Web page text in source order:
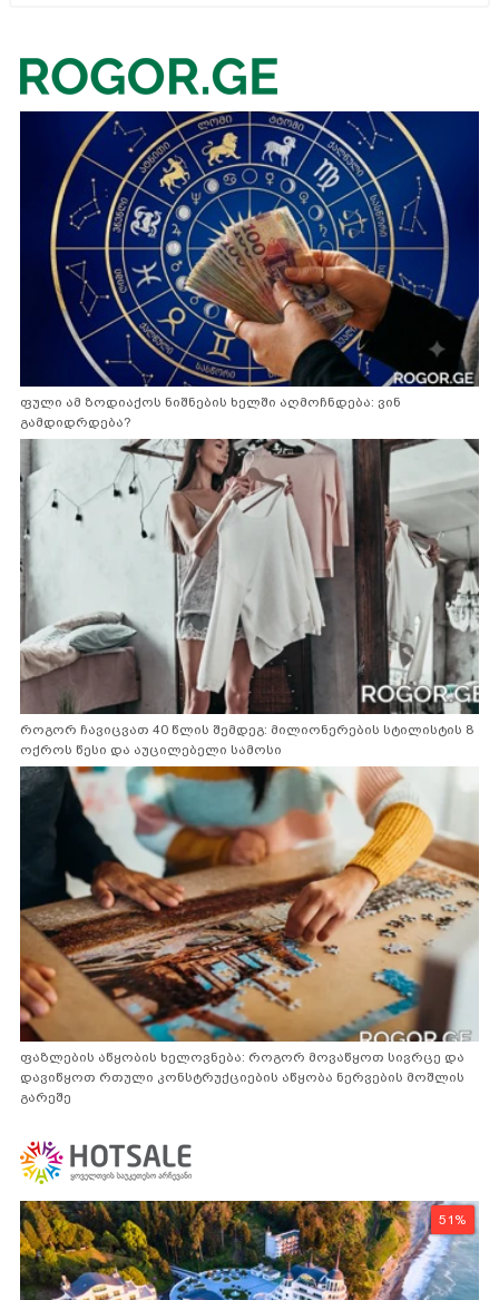
ფული ამ ზოდიაქოს ნიშნების ხელში აღმოჩნდება: ვინ
გამდიდრდება?
როგორ ჩავიცვათ 40 წლის შემდეგ: მილიონერების სტილისტის 8
ოქროს წესი და აუცილებელი სამოსი
ფაზლების აწყობის ხელოვნება: როგორ მოვაწყოთ სივრცე და
დავიწყოთ რთული კონსტრუქციების აწყობა ნერვების მოშლის
გარეშე
51%